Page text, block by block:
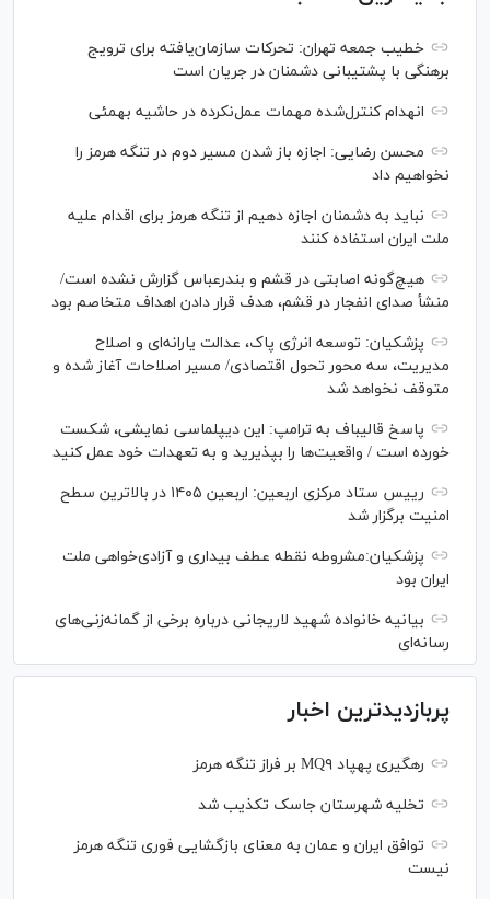
خطیب جمعه تهران: تحرکات سازمان‌یافته برای ترویج
برهنگی با پشتیبانی دشمنان در جریان است
انهدام کنترل‌شده مهمات عمل‌نکرده در حاشیه بهمئی
محسن رضایی: اجازه باز شدن مسیر دوم در تنگه هرمز را
نخواهیم داد
نباید به دشمنان اجازه دهیم از تنگه هرمز برای اقدام علیه
ملت ایران استفاده کنند
هیچ‌گونه اصابتی در قشم و بندرعباس گزارش نشده است/
منشأ صدای انفجار در قشم، هدف قرار دادن اهداف متخاصم بود
پزشکیان: توسعه انرژی پاک، عدالت یارانه‌ای و اصلاح
مدیریت، سه محور تحول اقتصادی/ مسیر اصلاحات آغاز شده و
متوقف نخواهد شد
پاسخ قالیباف به ترامپ: این دیپلماسی نمایشی، شکست
خورده است / واقعیت‌ها را بپذیرید و به تعهدات خود عمل کنید
رییس ستاد مرکزی اربعین: اربعین ۱۴۰۵ در بالاترین سطح
امنیت برگزار شد
پزشکیان:مشروطه نقطه عطف بیداری و آزادی‌خواهی ملت
ایران بود
بیانیه خانواده شهید لاریجانی درباره برخی از گمانه‌زنی‌های
رسانه‌ای
پربازدیدترین اخبار
رهگیری پهپاد MQ۹ بر فراز تنگه هرمز
تخلیه شهرستان جاسک تکذیب شد
توافق ایران و عمان به معنای بازگشایی فوری تنگه هرمز
نیست